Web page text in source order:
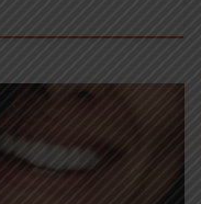
nous rendre plus